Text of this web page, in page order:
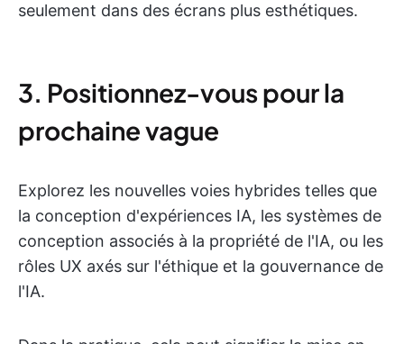
seulement dans des écrans plus esthétiques.
3. Positionnez-vous pour la
prochaine vague
Explorez les nouvelles voies hybrides telles que
la conception d'expériences IA, les systèmes de
conception associés à la propriété de l'IA, ou les
rôles UX axés sur l'éthique et la gouvernance de
l'IA.